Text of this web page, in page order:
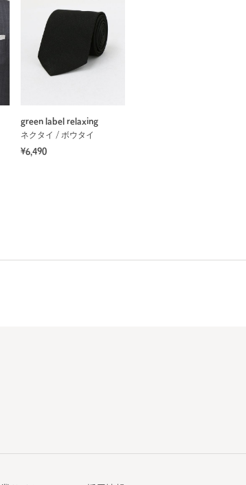
green label relaxing
ネクタイ / ボウタイ
¥6,490